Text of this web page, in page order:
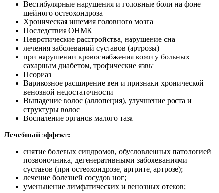
Вестибулярные нарушения и головные боли на фоне
шейного остеохондроза
Хроническая ишемия головного мозга
Последствия ОНМК
Невротические расстройства, нарушение сна
лечения заболеваний суставов (артрозы)
при нарушении кровоснабжения кожи у больных
сахарным диабетом, трофические язвы
Псориаз
Варикозное расширение вен и признаки хронической
венозной недостаточности
Выпадение волос (аллопеция), улучшение роста и
структуры волос
Воспаление органов малого таза
Лечебный эффект:
снятие болевых синдромов, обусловленных патологией
позвоночника, дегенеративными заболеваниями
суставов (при остеохондрозе, артрите, артрозе);
лечение болезней сосудов ног;
уменьшение лимфатических и венозных отеков;